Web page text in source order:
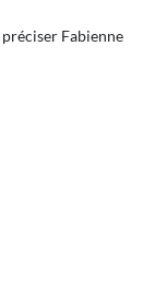
préciser Fabienne